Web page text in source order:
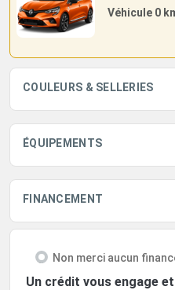
Véhicule 0
COULEURS & SELLERIES
ÉQUIPEMENTS
FINANCEMENT
Non merci aucun
Un crédit vous engage